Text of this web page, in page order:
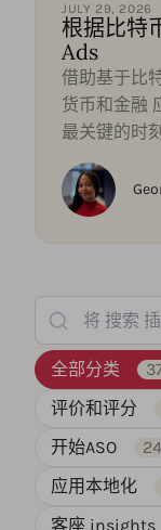
JULY 29, 2026
根据比特
Ads
借助基于比
货币和金融
最关键的时
将 搜索 插入到文
全部分类
评价和评分
开始ASO
24
应用本地化
客座 insights